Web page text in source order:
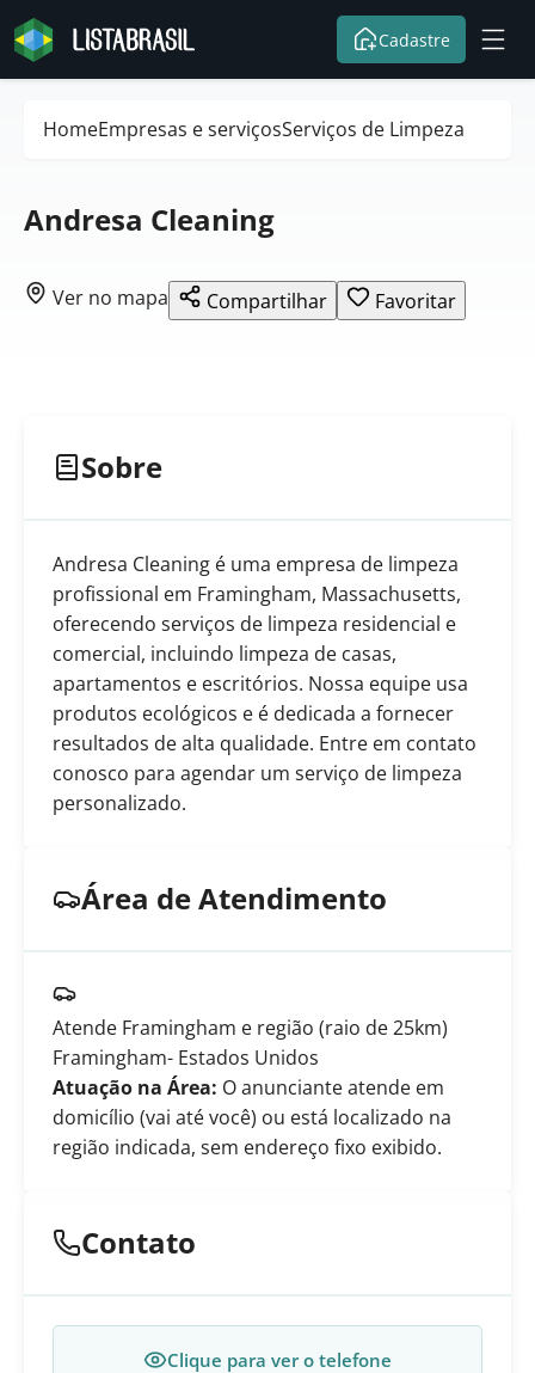
Cadastre
HomeEmpresas e serviçosServiços de Limpeza
Andresa Cleaning
Ver no mapa Compartilhar Favoritar
Sobre
Andresa Cleaning é uma empresa de limpeza
profissional em Framingham, Massachusetts,
oferecendo serviços de limpeza residencial e
comercial, incluindo limpeza de casas,
apartamentos e escritórios. Nossa equipe usa
produtos ecológicos e é dedicada a fornecer
resultados de alta qualidade. Entre em contato
conosco para agendar um serviço de limpeza
personalizado.
Área de Atendimento
Atende Framingham e região (raio de 25km)
Framingham- Estados Unidos
Atuação na Área: O anunciante atende em
domicílio (vai até você) ou está localizado na
região indicada, sem endereço fixo exibido.
Contato
Clique para ver o telefone